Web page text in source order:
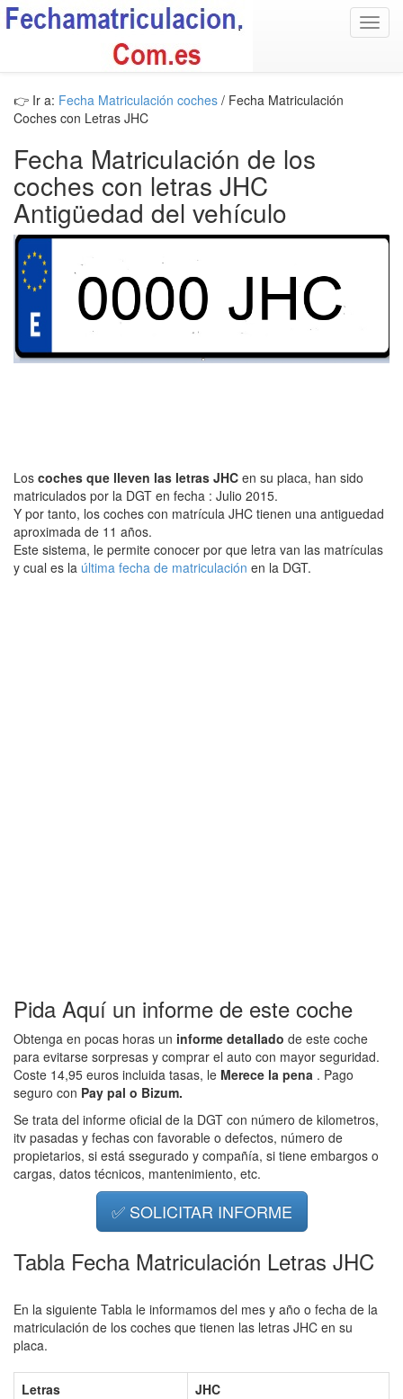
👉 Ir a: Fecha Matriculación coches / Fecha Matriculación
Coches con Letras JHC
Fecha Matriculación de los
coches con letras JHC
Antigüedad del vehículo
Los coches que lleven las letras JHC en su placa, han sido
matriculados por la DGT en fecha : Julio 2015.
Y por tanto, los coches con matrícula JHC tienen una antiguedad
aproximada de 11 años.
Este sistema, le permite conocer por que letra van las matrículas
y cual es la última fecha de matriculación en la DGT.
Pida Aquí un informe de este coche
Obtenga en pocas horas un informe detallado de este coche
para evitarse sorpresas y comprar el auto con mayor seguridad.
Coste 14,95 euros incluida tasas, le Merece la pena . Pago
seguro con Pay pal o Bizum.
Se trata del informe oficial de la DGT con número de kilometros,
itv pasadas y fechas con favorable o defectos, número de
propietarios, si está ssegurado y compañía, si tiene embargos o
cargas, datos técnicos, mantenimiento, etc.
✅ SOLICITAR INFORME
Tabla Fecha Matriculación Letras JHC
En la siguiente Tabla le informamos del mes y año o fecha de la
matriculación de los coches que tienen las letras JHC en su
placa.
Letras JHC